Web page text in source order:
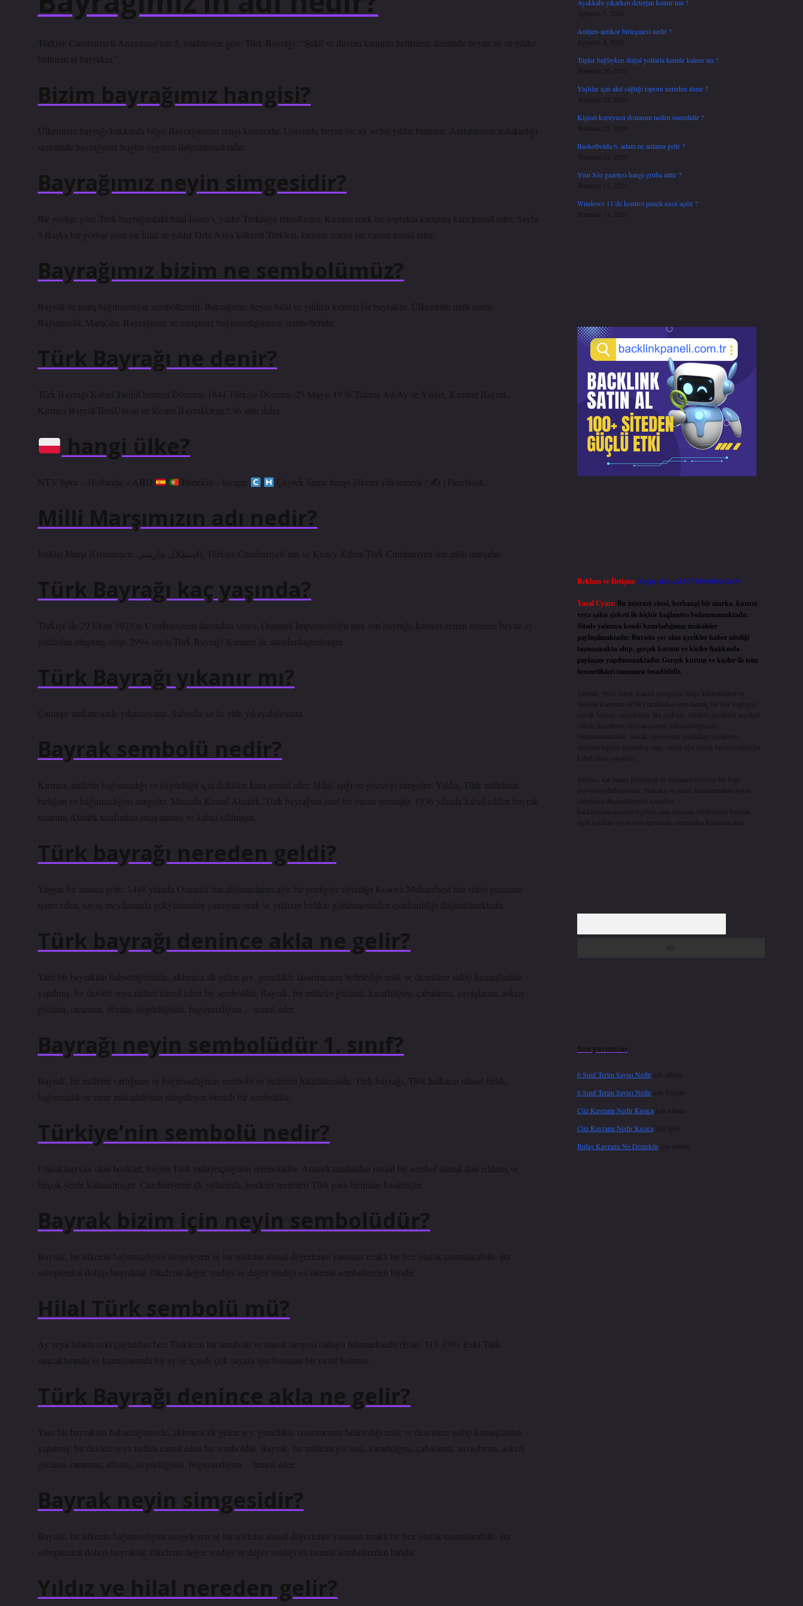
Türkiye Cumhuriyeti Anayasası’nın 3. maddesine göre Türk Bayrağı, “Şekil ve düzeni kanunla belirtilen, üzerinde beyaz ay ve yıldız
bulunan al bayraktır.”
Bizim bayrağımız hangisi?
Ülkemizin bayrağı hakkında bilgi: Bayrağımızın rengi kırmızıdır. Üzerinde beyaz bir ay ve bir yıldız bulunur. Atalarımızın fedakarlığı
sayesinde bayrağımız bugün özgürce dalgalanmaktadır.
Bayrağımız neyin simgesidir?
Bir görüşe göre Türk bayrağındaki hilal İslam’ı, yıldız Türklüğü temsil eder. Kırmızı renk ise toprakla karışmış kanı temsil eder. Sayfa
5 Başka bir görüşe göre ise hilal ve yıldız Orta Asya kökenli Türkleri, kırmızı zemin ise vatanı temsil eder.
Bayrağımız bizim ne sembolümüz?
Bayrak ve marş bağımsızlığın sembolleridir. Bayrağımız beyaz hilal ve yıldızlı kırmızı bir bayraktır. Ülkemizin milli marşı
Bağımsızlık Marşı’dır. Bayrağımız ve marşımız bağımsızlığımızın sembolleridir.
Türk Bayrağı ne denir?
Türk Bayrağı Kabul TarihiOsmanlı Dönemi: 1844 Türkiye Dönemi: 29 Mayıs 1936 Takma AdıAy ve Yıldız, Kırmızı Bayrak,
Kırmızı BayrakTürüUlusal ve Resmi BayrakOran2:36 satır daha
hangi ülke?
NTV Spor – Hollanda – ABD Portekiz – İsviçre Çeyrek finale hangi ülkeler yükselecek? ✍ | Facebook.
Milli Marşımızın adı nedir?
İstiklal Marşı (Osmanlıca: استقلال مارشى), Türkiye Cumhuriyeti’nin ve Kuzey Kıbrıs Türk Cumhuriyeti’nin milli marşıdır.
Türk Bayrağı kaç yaşında?
Türkiye’de 29 Ekim 1923’te Cumhuriyetin ilanından sonra, Osmanlı İmparatorluğu’nun son bayrağı, kırmızı zemin üzerine beyaz ay-
yıldızdan oluşmuş olup, 2994 sayılı Türk Bayrağı Kanunu ile standartlaştırılmıştır.
Türk Bayrağı yıkanır mı?
Çamaşır makinesinde yıkamayınız. Sabunlu su ile elde yıkayabilirsiniz.
Bayrak sembolü nedir?
Kırmızı, milletin bağımsızlığı ve özgürlüğü için dökülen kanı temsil eder; Hilal, ışığı ve geleceği simgeler; Yıldız, Türk milletinin
birliğini ve bağımsızlığını simgeler. Mustafa Kemal Atatürk, Türk bayrağına özel bir önem vermiştir. 1936 yılında kabul edilen bayrak
tasarımı Atatürk tarafından onaylanmış ve kabul edilmiştir.
Türk bayrağı nereden geldi?
Yaygın bir inanca göre, 1448 yılında Osmanlı’nın düşmanlarını ağır bir yenilgiye uğrattığı Kosova Muharebesi’nin ertesi gecesine
işaret eden; savaş meydanında gökyüzünden yansıyan orak ve yıldızın birlikte görünmesinden esinlenildiği düşünülmektedir.
Türk bayrağı denince akla ne gelir?
Yani bir bayraktan bahsettiğimizde, aklımıza ilk gelen şey, genellikle tasarımcının belirlediği renk ve desenlere sahip kumaşlardan
yapılmış, bir devleti veya milleti temsil eden bir semboldür. Bayrak, bir milletin gücünü, kararlılığını, çabalarını, savaşlarını, askeri
gücünü, onurunu, iffetini, özgürlüğünü, bağımsızlığını… temsil eder.
Bayrağı neyin sembolüdür 1. sınıf?
Bayrak, bir milletin varlığının ve bağımsızlığının sembolü ve tarihinin hatırlatıcısıdır. Türk bayrağı, Türk halkının ulusal birlik,
bağımsızlık ve onur mücadelesini simgeleyen önemli bir semboldür.
Türkiye’nin sembolü nedir?
Ulusal hayvan olan bozkurt, bugün Türk milliyetçiliğinin sembolüdür. Atatürk tarafından ulusal bir sembol olarak ilan edilmiş ve
birçok yerde kullanılmıştır. Cumhuriyetin ilk yıllarında, bozkurt resimleri Türk para birimine basılmıştır.
Bayrak bizim için neyin sembolüdür?
Bayrak, bir ülkenin bağımsızlığını simgeleyen ve bir milletin ulusal değerlerini yansıtan renkli bir bez olarak tanımlanabilir. Bu
sebeplerden dolayı bayraklar, ülkelerin değer verdiği ve değer verdiği en önemli sembollerden biridir.
Hilal Türk sembolü mü?
Ay veya hilalin eski çağlardan beri Türklerin bir sembolü ve ulusal simgesi olduğu bilinmektedir (Esin, 313-359). Eski Türk
sancaklarında ve kumaşlarında bir ay ve içinde çok sayıda ışın bulunan bir motif bulunur.
Türk Bayrağı denince akla ne gelir?
Yani bir bayraktan bahsettiğimizde, aklımıza ilk gelen şey, genellikle tasarımcının belirlediği renk ve desenlere sahip kumaşlardan
yapılmış, bir devleti veya milleti temsil eden bir semboldür. Bayrak, bir milletin gücünü, kararlılığını, çabalarını, savaşlarını, askeri
gücünü, onurunu, iffetini, özgürlüğünü, bağımsızlığını… temsil eder.
Bayrak neyin simgesidir?
Bayrak, bir ülkenin bağımsızlığını simgeleyen ve bir milletin ulusal değerlerini yansıtan renkli bir bez olarak tanımlanabilir. Bu
sebeplerden dolayı bayraklar, ülkelerin değer verdiği ve değer verdiği en önemli sembollerden biridir.
Yıldız ve hilal nereden gelir?
Ayakkabı yıkarken deterjan konur mu ?
Ağustos 5, 2026
Antijen-antikor birleşmesi nedir ?
Ağustos 4, 2026
Tüpler bağlıyken doğal yollarla hamile kalınır mı ?
Temmuz 30, 2026
Yaşlılar için akıl sağlığı raporu nereden alınır ?
Temmuz 25, 2026
Kişisel koruyucu donanım neden önemlidir ?
Temmuz 25, 2026
Basketbolda 6. adam ne anlama gelir ?
Temmuz 21, 2026
Yeni Söz gazetesi hangi gruba aittir ?
Temmuz 15, 2026
Windows 11’de kontrol paneli nasıl açılır ?
Temmuz 14, 2026
Reklam ve İletişim: Skype: live:.cid.575569c608265c69
Yasal Uyarı: Bu internet sitesi, herhangi bir marka, kurum
veya şahıs şirketi ile hiçbir bağlantısı bulunmamaktadır.
Sitede yalnızca kendi hazırladığımız makaleler
paylaşılmaktadır. Burada yer alan içerikler haber niteliği
taşımamakta olup, gerçek kurum ve kişiler hakkında
paylaşım yapılmamaktadır. Gerçek kurum ve kişiler ile isim
benzerlikleri tamamen tesadüfidir.
Sitemiz, 5651 Sayılı Kanun gereğince Bilgi Teknolojileri ve
İletişim Kurumu (BTK) tarafından onaylanmış bir Yer Sağlayıcı
olarak hizmet vermektedir. Bu nedenle, sitedeki içerikleri proaktif
olarak denetleme veya araştırma yükümlülüğümüz
bulunmamaktadır. Ancak, üyelerimiz yazdıkları içeriklerin
sorumluluğunu taşımakta olup, siteye üye olarak bu sorumluluğu
kabul etmiş sayılırlar.
Sitemiz, kar amacı gütmeyen ve tamamen ücretsiz bir bilgi
paylaşım platformudur. Hukuka ve yasal düzenlemelere aykırı
olduğunu düşündüğünüz içerikleri,
backlinkpanelicomtr@gmail.com
adresine bildirmeniz halinde,
ilgili içerikler yasal süre içerisinde sitemizden kaldırılacaktır.
Son yorumlar
6 Sınıf Terim Sayısı Nediriçin
admin
6 Sınıf Terim Sayısı Nediriçin Nilgün
Cüz Kavramı Nedir Kısacaiçin
admin
Cüz Kavramı Nedir Kısacaiçin İpek
Buluş Kavramı Ne Demektiriçin admin